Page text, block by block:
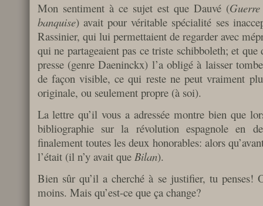
Mon sentiment à ce sujet est que Dauvé (
banquise) avait pour véritable spécialité ses
Rassinier, qui lui permettaient de regarder avec
qui ne partageaient pas ce triste schibboleth; et que
presse (genre Daeninckx) l’a obligé à laisser
de façon visible, ce qui reste ne peut vraiment
originale, ou seulement propre (à soi).
La lettre qu’il vous a adressée montre bien que
bibliographie sur la révolution espagnole en
finalement toutes les deux honorables: alors
l’était (il n’y avait que Bilan).
Bien sûr qu’il a cherché à se justifier, tu penses!
moins. Mais qu’est-ce que ça change?